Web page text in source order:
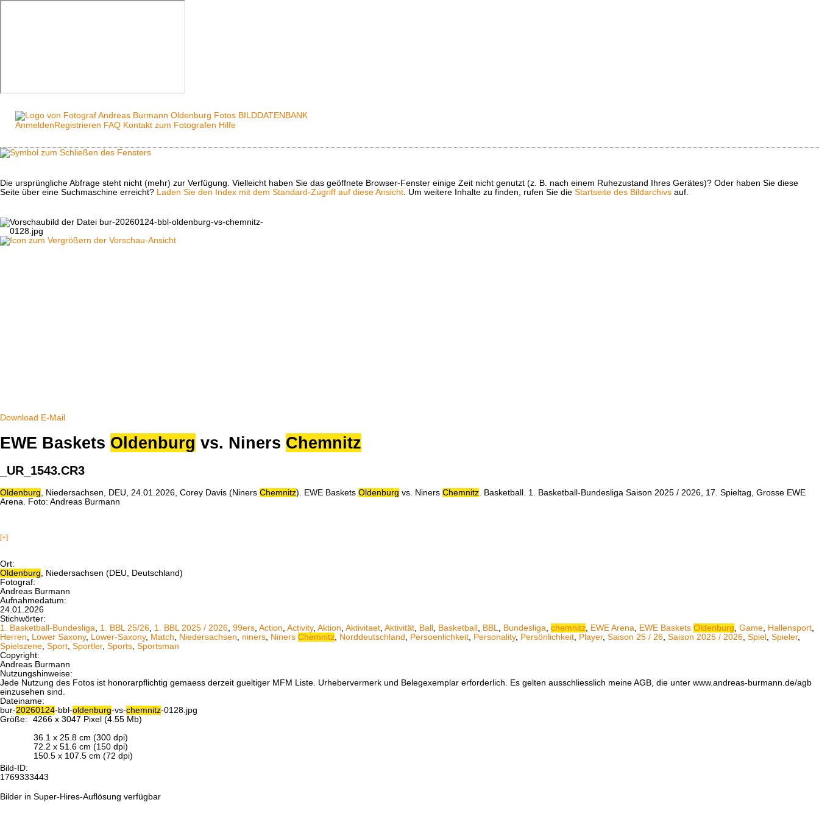
Anmelden Registrieren FAQ Kontakt zum Fotografen Hilfe
Die ursprüngliche Abfrage steht nicht (mehr) zur Verfügung. Vielleicht haben Sie das geöffnete Browser-Fenster einige Zeit nicht genutzt (z. B. nach einem Ruhezustand Ihres Gerätes)? Oder haben Sie diese
Seite über eine Suchmaschine erreicht? Laden Sie den Index mit dem Standard-Zugriff auf diese Ansicht. Um weitere Inhalte zu finden, rufen Sie die Startseite des Bildarchivs auf.
Download E-Mail
EWE Baskets Oldenburg vs. Niners Chemnitz
_UR_1543.CR3
Oldenburg, Niedersachsen, DEU, 24.01.2026, Corey Davis (Niners Chemnitz). EWE Baskets Oldenburg vs. Niners Chemnitz. Basketball. 1. Basketball-Bundesliga Saison 2025 / 2026, 17. Spieltag, Grosse EWE
Arena. Foto: Andreas Burmann
[+]
Ort:
Oldenburg , Niedersachsen (DEU, Deutschland)
Fotograf:
Andreas Burmann
Aufnahmedatum:
24.01.2026
Stichwörter:
1. Basketball-Bundesliga
1. BBL 25/26 1. BBL 2025 / 2026 99ers Action Activity, Aktion Aktivitaet Aktivität Ball Basketball BBL Bundesliga chemnitz EWE Arena EWE Baskets Oldenburg Game Hallensport
Herren
Lower Saxony, Lower-Saxony, Match Niedersachsen niners Niners Chemnitz Norddeutschland Persoenlichkeit Personality, Persönlichkeit Player, Saison 25 / 26 Saison 2025 / 2026 Spiel Spieler,
Spielszene Sport Sportler, Sports Sportsman
Copyright:
Andreas Burmann
Nutzungshinweise:
Jede Nutzung des Fotos ist honorarpflichtig gemaess derzeit gueltiger MFM Liste. Urhebervermerk und Belegexemplar erforderlich. Es gelten ausschliesslich meine AGB, die unter www.andreas-burmann.de/agb
einzusehen sind.
Dateiname:
bur-20260124-bbl-oldenburg-vs-chemnitz-0128.jpg
Größe:
4266 x 3047 Pixel (4.55 Mb)
36.1 x 25.8 cm (300 dpi)
72.2 x 51.6 cm (150 dpi)
150.5 x 107.5 cm (72 dpi)
Bild-ID:
1769333443
Bilder in Super-Hires-Auflösung verfügbar